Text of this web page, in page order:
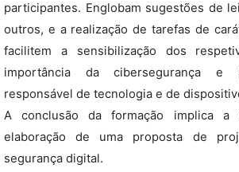
participantes. Englobam sugestões de
outros, e a realização de tarefas de
facilitem a sensibilização dos
importância da cibersegurança e
responsável de tecnologia e de
A conclusão da formação implica a
elaboração de uma proposta de
segurança digital.